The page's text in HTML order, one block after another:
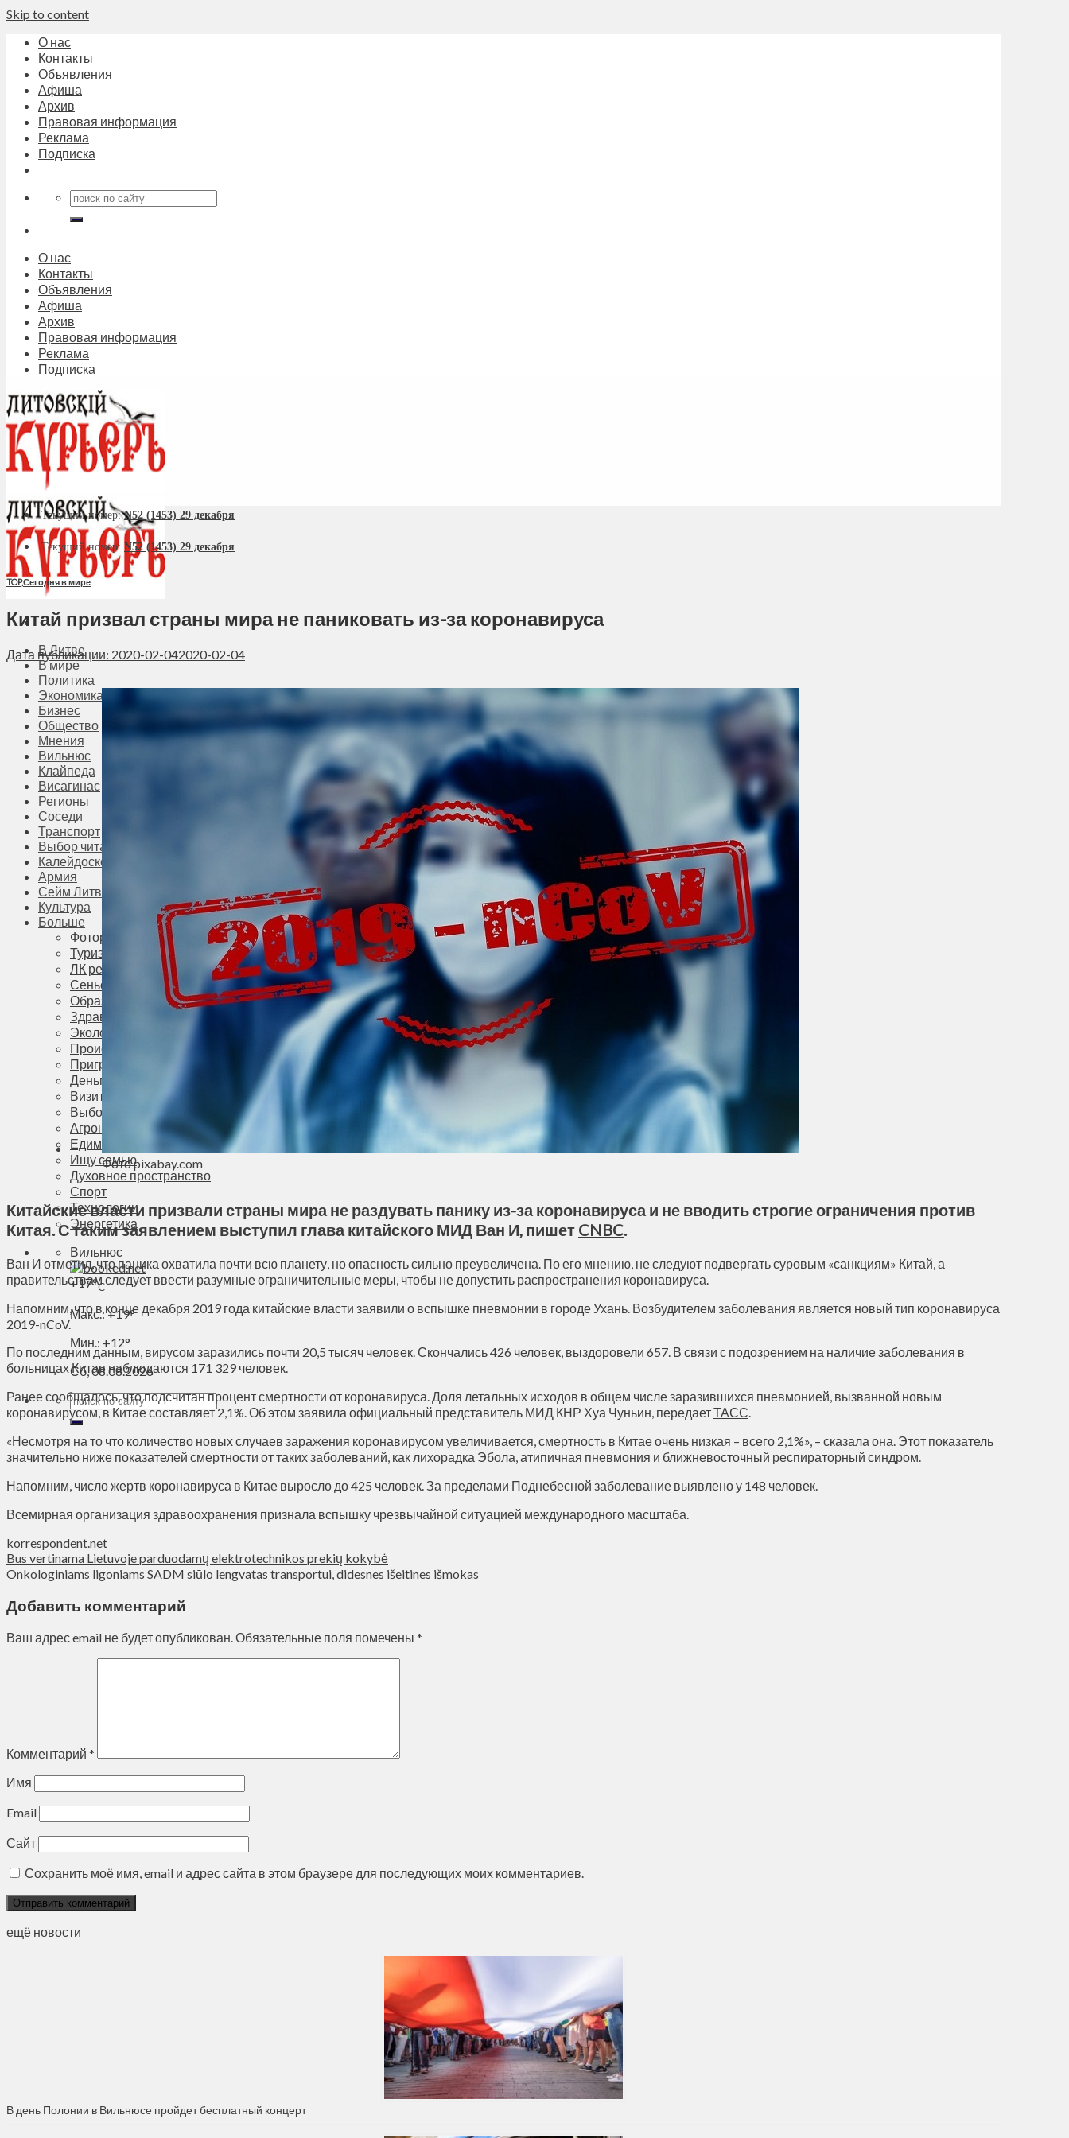
Skip to content
О нас
Контакты
Объявления
Афиша
Архив
Правовая информация
Реклама
Подписка
О нас
Контакты
Объявления
Афиша
Архив
Правовая информация
Реклама
Подписка
В Литве
В мире
Политика
Экономика
Бизнес
Общество
Мнения
Вильнюс
Клайпеда
Висагинас
Регионы
Соседи
Транспорт
Выбор читателей
Калейдоскоп
Армия
Сейм Литвы
Культура
Больше
Фоторепортаж
Туризм
ЛК рекомендует
Сеньорам
Образование
Здравоохранение
Экология
Происшествия
Приграничье
Деньги
Визиты
Выборы
Агроновости
Едим дома
Ищу семью
Духовное пространство
Спорт
Технологии
Энергетика
Вильнюс
+17°C
Макс.:+19°
Мин.: +12°
Сб, 08.08.2026
Текущий номер:N52 (1453) 29 декабря
Текущий номер: N52 (1453) 29 декабря
TOP,Сегодня в мире
Китай призвал страны мира не паниковать из-за коронавируса
Дата публикации: 2020-02-042020-02-04
Фото pixabay.com
Китайские власти призвали страны мира не раздувать панику из-за коронавируса и не вводить строгие ограничения против
Китая. С таким заявлением выступил глава китайского МИД Ван И, пишет CNBC.
Ван И отметил, что паника охватила почти всю планету, но опасность сильно преувеличена. По его мнению, не следуют подвергать суровым «санкциям» Китай, а
правительствам следует ввести разумные ограничительные меры, чтобы не допустить распространения коронавируса.
Напомним, что в конце декабря 2019 года китайские власти заявили о вспышке пневмонии в городе Ухань. Возбудителем заболевания является новый тип коронавируса
2019-nCoV.
По последним данным, вирусом заразились почти 20,5 тысяч человек. Скончались 426 человек, выздоровели 657. В связи с подозрением на наличие заболевания в
больницах Китая наблюдаются 171 329 человек.
Ранее сообщалось, что подсчитан процент смертности от коронавируса. Доля летальных исходов в общем числе заразившихся пневмонией, вызванной новым
коронавирусом, в Китае составляет 2,1%. Об этом заявила официальный представитель МИД КНР Хуа Чуньин, передаетТАСС.
«Несмотря на то что количество новых случаев заражения коронавирусом увеличивается, смертность в Китае очень низкая – всего 2,1%», – сказала она. Этот показатель
значительно ниже показателей смертности от таких заболеваний, как лихорадка Эбола, атипичная пневмония и ближневосточный респираторный синдром.
Напомним, число жертв коронавируса в Китае выросло до 425 человек. За пределами Поднебесной заболевание выявлено у 148 человек.
Всемирная организация здравоохранения признала вспышку чрезвычайной ситуацией международного масштаба.
korrespondent.net
Bus vertinama Lietuvoje parduodamų elektrotechnikos prekių kokybė
Onkologiniams ligoniams SADM siūlo lengvatas transportui, didesnes išeitines išmokas
Добавить комментарий
Ваш адрес email не будет опубликован.Обязательные поля помечены *
Комментарий *
Имя
Email
Сайт
Сохранить моё имя, email и адрес сайта в этом браузере для последующих моих комментариев.
ещё новости
В день Полонии в Вильнюсе пройдет бесплатный концерт